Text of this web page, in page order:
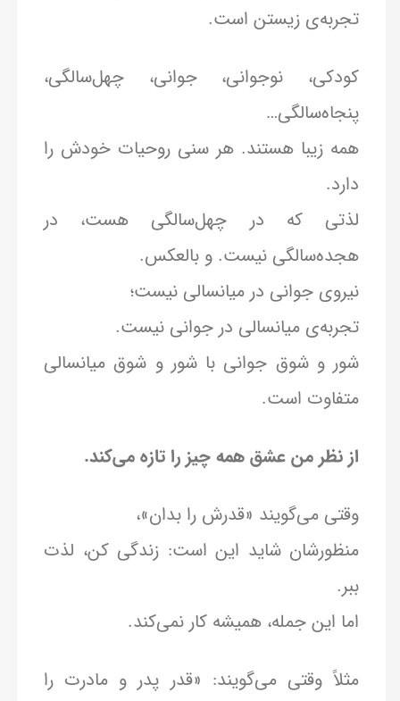
تجربه‌ی زیستن است.
کودکی، نوجوانی، جوانی، چهل‌سالگی،
پنجاه‌سالگی…
همه زیبا هستند. هر سنی روحیات خودش را
دارد.
لذتی که در چهل‌سالگی هست، در
هجده‌سالگی نیست. و بالعکس.
نیروی جوانی در میانسالی نیست؛
تجربه‌ی میانسالی در جوانی نیست.
شور و شوق جوانی با شور و شوق میانسالی
متفاوت است.
از نظر من عشق همه چیز را تازه می‌کند.
وقتی می‌گویند «قدرش را بدان»،
منظورشان شاید این است: زندگی کن، لذت
ببر.
اما این جمله، همیشه کار نمی‌کند.
مثلاً وقتی می‌گویند: «قدر پدر و مادرت را